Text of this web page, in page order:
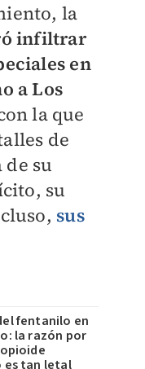
la
infiltrar
en
a Los
la que
de
su
su
sus
fentanilo en
la razón por
tan letal